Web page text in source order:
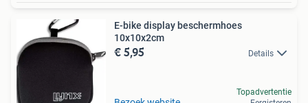
E-bike display beschermhoes
10x10x2cm
€ 5,95 Details
Topadvertentie